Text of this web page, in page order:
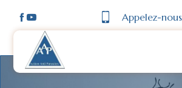
Appelez-nous